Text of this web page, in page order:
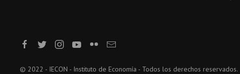
© 2022 - IECON - Instituto de Economía - Todos los derechos reservados.